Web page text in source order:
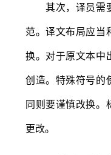
其次，译员需要
范。译文布局应当
换。对于原文本中
创造。特殊符号的
同则要谨慎改换。
更改。